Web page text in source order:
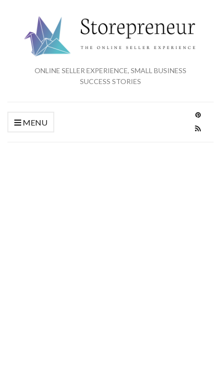
ONLINE SELLER EXPERIENCE, SMALL BUSINESS
SUCCESS STORIES
MENU